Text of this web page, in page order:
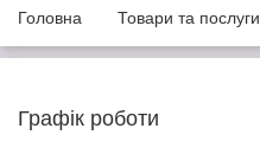
Головна Товари та послуги
Графік роботи